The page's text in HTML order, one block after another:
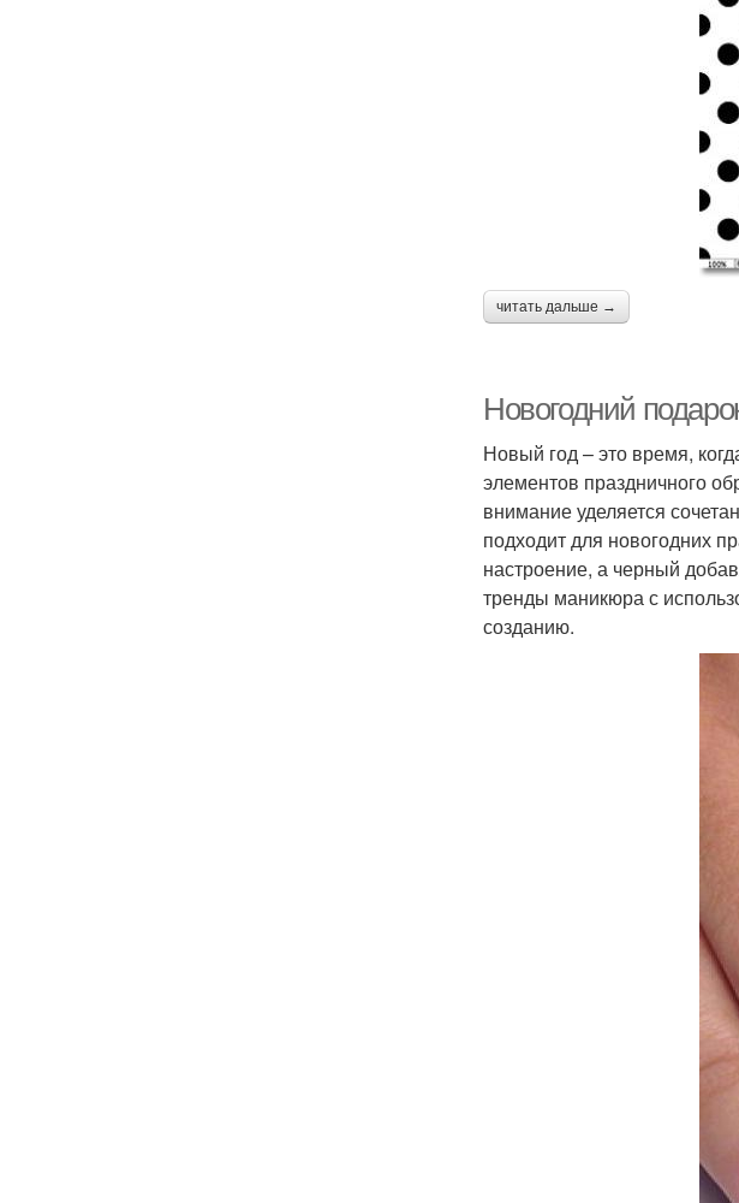
читать дальше →
Новогодний
Новый год – это время,
элементов праздничного
внимание уделяется
подходит для новогодних
настроение, а черный
тренды маникюра с
созданию.